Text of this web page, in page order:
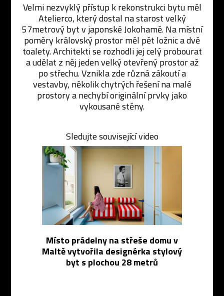
Velmi nezvyklý přístup k rekonstrukci bytu měl
Atelierco, který dostal na starost velký
57metrový byt v japonské Jokohamě. Na místní
poměry královský prostor měl pět ložnic a dvě
toalety. Architekti se rozhodli jej celý probourat
a udělat z něj jeden velký otevřený prostor až
po střechu. Vznikla zde různá zákoutí a
vestavby, několik chytrých řešení na malé
prostory a nechybí originální prvky jako
vykousané stěny.
Sledujte související video
Místo prádelny na střeše domu v
Maltě vytvořila designérka stylový
byt s plochou 28 metrů